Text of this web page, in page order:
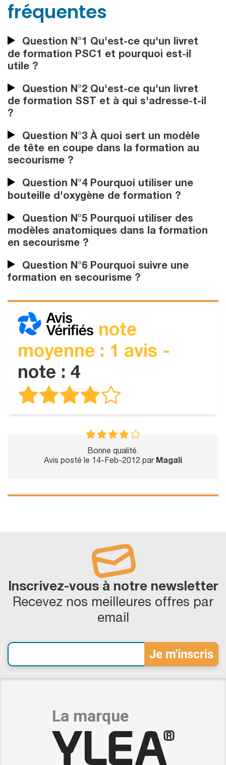
fréquentes
Question N°1 Qu'est-ce qu'un livret
de formation PSC1 et pourquoi est-il
utile ?
Question N°2 Qu'est-ce qu'un livret
de formation SST et à qui s'adresse-t-il
?
Question N°3 À quoi sert un modèle
de tête en coupe dans la formation au
secourisme ?
Question N°4 Pourquoi utiliser une
bouteille d'oxygène de formation ?
Question N°5 Pourquoi utiliser des
modèles anatomiques dans la formation
en secourisme ?
Question N°6 Pourquoi suivre une
formation en secourisme ?
note
moyenne : 1 avis -
note : 4
Bonne qualité.
Avis posté le 14-Feb-2012 par Magali
Inscrivez-vous à notre newsletter
Recevez nos meilleures offres par
email